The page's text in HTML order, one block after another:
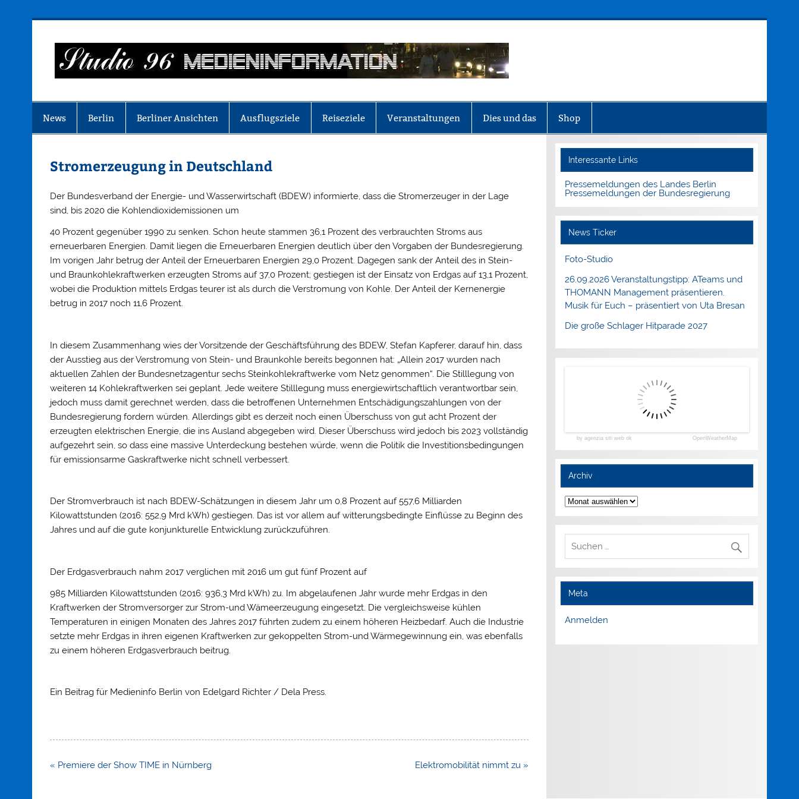
News Berlin Berliner Ansichten Ausflugsziele Reiseziele Veranstaltungen Dies und das Shop
Stromerzeugung in Deutschland
Der Bundesverband der Energie- und Wasserwirtschaft (BDEW) informierte, dass die Stromerzeuger in der Lage
sind, bis 2020 die Kohlendioxidemissionen um
40 Prozent gegenüber 1990 zu senken. Schon heute stammen 36,1 Prozent des verbrauchten Stroms aus
erneuerbaren Energien. Damit liegen die Erneuerbaren Energien deutlich über den Vorgaben der Bundesregierung.
Im vorigen Jahr betrug der Anteil der Erneuerbaren Energien 29,0 Prozent. Dagegen sank der Anteil des in Stein-
und Braunkohlekraftwerken erzeugten Stroms auf 37,0 Prozent; gestiegen ist der Einsatz von Erdgas auf 13,1 Prozent,
wobei die Produktion mittels Erdgas teurer ist als durch die Verstromung von Kohle. Der Anteil der Kernenergie
betrug in 2017 noch 11,6 Prozent.
In diesem Zusammenhang wies der Vorsitzende der Geschäftsführung des BDEW, Stefan Kapferer, darauf hin, dass
der Ausstieg aus der Verstromung von Stein- und Braunkohle bereits begonnen hat: „Allein 2017 wurden nach
aktuellen Zahlen der Bundesnetzagentur sechs Steinkohlekraftwerke vom Netz genommen“. Die Stilllegung von
weiteren 14 Kohlekraftwerken sei geplant. Jede weitere Stilllegung muss energiewirtschaftlich verantwortbar sein,
jedoch muss damit gerechnet werden, dass die betroffenen Unternehmen Entschädigungszahlungen von der
Bundesregierung fordern würden. Allerdings gibt es derzeit noch einen Überschuss von gut acht Prozent der
erzeugten elektrischen Energie, die ins Ausland abgegeben wird. Dieser Überschuss wird jedoch bis 2023 vollständig
aufgezehrt sein, so dass eine massive Unterdeckung bestehen würde, wenn die Politik die Investitionsbedingungen
für emissionsarme Gaskraftwerke nicht schnell verbessert.
Der Stromverbrauch ist nach BDEW-Schätzungen in diesem Jahr um 0,8 Prozent auf 557,6 Milliarden
Kilowattstunden (2016: 552,9 Mrd kWh) gestiegen. Das ist vor allem auf witterungsbedingte Einflüsse zu Beginn des
Jahres und auf die gute konjunkturelle Entwicklung zurückzuführen.
Der Erdgasverbrauch nahm 2017 verglichen mit 2016 um gut fünf Prozent auf
985 Milliarden Kilowattstunden (2016: 936,3 Mrd kWh) zu. Im abgelaufenen Jahr wurde mehr Erdgas in den
Kraftwerken der Stromversorger zur Strom-und Wämeerzeugung eingesetzt. Die vergleichsweise kühlen
Temperaturen in einigen Monaten des Jahres 2017 führten zudem zu einem höheren Heizbedarf. Auch die Industrie
setzte mehr Erdgas in ihren eigenen Kraftwerken zur gekoppelten Strom-und Wärmegewinnung ein, was ebenfalls
zu einem höheren Erdgasverbrauch beitrug.
Ein Beitrag für Medieninfo Berlin von Edelgard Richter / Dela Press.
Beitragsnavigation
« Premiere der Show TIME in Nürnberg Elektromobilität nimmt zu »
Interessante Links
Pressemeldungen des Landes Berlin
Pressemeldungen der Bundesregierung
News Ticker
Foto-Studio
26.09.2026 Veranstaltungstipp: ATeams und
THOMANN Management präsentieren.
Musik für Euch – präsentiert von Uta Bresan
Die große Schlager Hitparade 2027
by agenzia siti web ok OpenWeatherMap
Archiv
Archiv
Meta
Anmelden